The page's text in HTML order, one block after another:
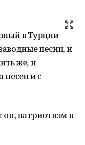
в Турции
песни, и
же, и
песен и с
он, патриотизм в